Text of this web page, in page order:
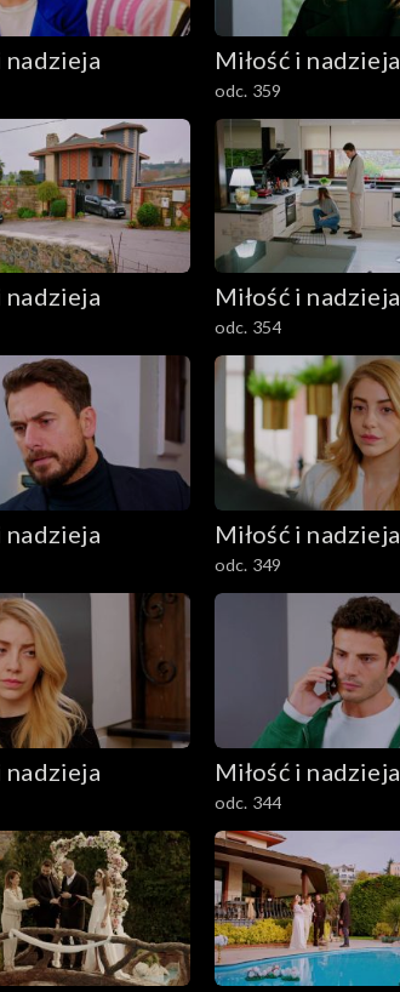
nadzieja Miłość i nadzieja
odc. 359
nadzieja Miłość i nadzieja
odc. 354
nadzieja Miłość i nadzieja
odc. 349
nadzieja Miłość i nadzieja
odc. 344